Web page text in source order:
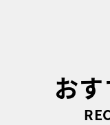
お